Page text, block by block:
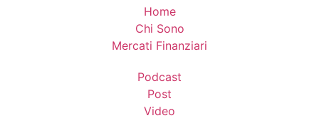
Home
Chi Sono
Mercati Finanziari
Podcast
Post
Video